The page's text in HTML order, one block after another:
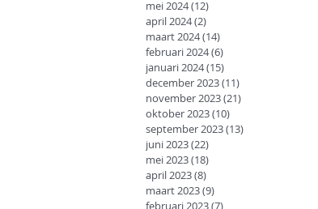
mei 2024(12)
april 2024(2)
maart 2024(14)
februari 2024(6)
januari 2024(15)
december 2023(11)
november 2023(21)
oktober 2023(10)
september 2023(13)
juni 2023(22)
mei 2023(18)
april 2023(8)
maart 2023(9)
februari 2023(7)